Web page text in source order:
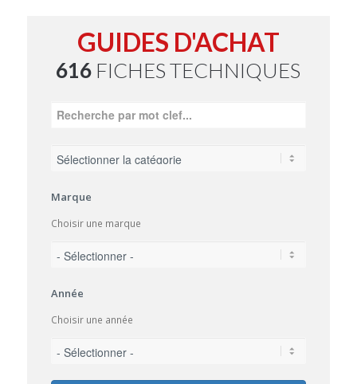
GUIDES D'ACHAT
616 FICHES TECHNIQUES
Marque
Choisir une marque
Année
Choisir une année